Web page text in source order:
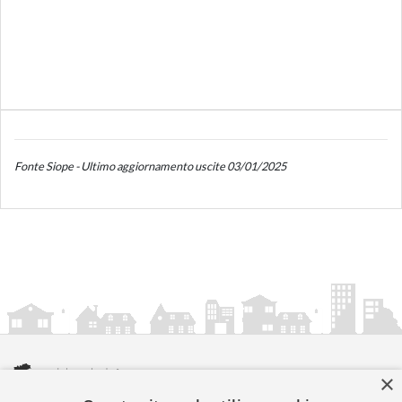
Fonte Siope - Ultimo aggiornamento uscite 03/01/2025
×